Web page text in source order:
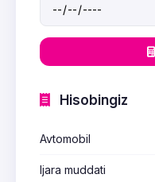
Hisobingiz
Avtomobil
Ijara muddati